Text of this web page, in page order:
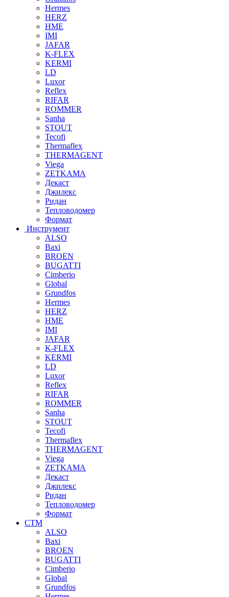
Hermes
HERZ
HME
IMI
JAFAR
K-FLEX
KERMI
LD
Luxor
Reflex
RIFAR
ROMMER
Sanha
STOUT
Tecofi
Thermaflex
THERMAGENT
Viega
ZETKAMA
Декаст
Джилекс
Ридан
Тепловодомер
Формат
Инструмент
ALSO
Baxi
BROEN
BUGATTI
Cimberio
Global
Grundfos
Hermes
HERZ
HME
IMI
JAFAR
K-FLEX
KERMI
LD
Luxor
Reflex
RIFAR
ROMMER
Sanha
STOUT
Tecofi
Thermaflex
THERMAGENT
Viega
ZETKAMA
Декаст
Джилекс
Ридан
Тепловодомер
Формат
СТМ
ALSO
Baxi
BROEN
BUGATTI
Cimberio
Global
Grundfos